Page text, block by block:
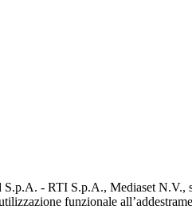
- RTI S.p.A., Mediaset N.V.,
funzionale